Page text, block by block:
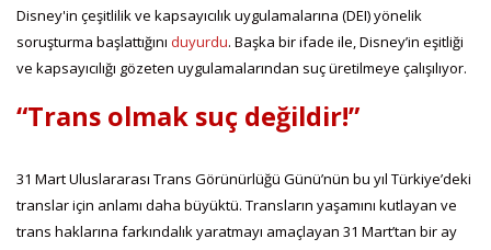
Disney'in çeşitlilik ve kapsayıcılık uygulamalarına (DEI) yönelik
soruşturma başlattığını duyurdu. Başka bir ifade ile, Disney’in eşitliği
ve kapsayıcılığı gözeten uygulamalarından suç üretilmeye çalışılıyor.
“Trans olmak suç değildir!”
31 Mart Uluslararası Trans Görünürlüğü Günü’nün bu yıl Türkiye’deki
translar için anlamı daha büyüktü. Transların yaşamını kutlayan ve
trans haklarına farkındalık yaratmayı amaçlayan 31 Mart’tan bir ay